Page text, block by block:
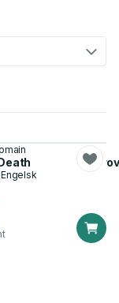
and
|Engelsk